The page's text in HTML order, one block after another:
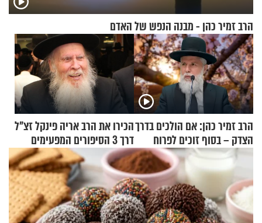
הרב זמיר כהן - מבנה הנפש של האדם
הרב זמיר כהן: אם הולכים בדרך
הצדק – בסוף זוכים לפרוח
הכירו את הרב אריה פינקל זצ"ל
דרך 3 הסיפורים המפעימים
האלה